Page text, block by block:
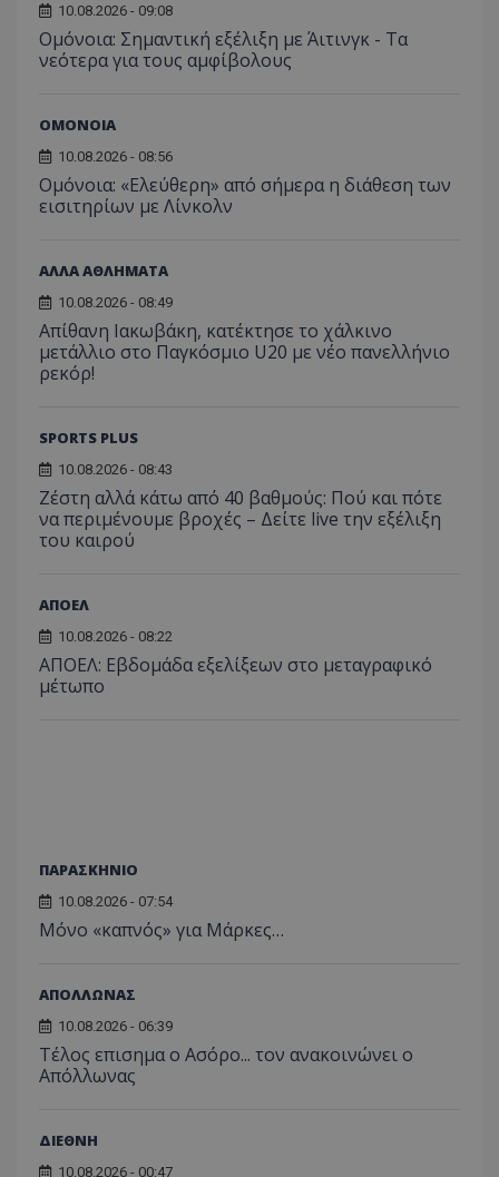
10.08.2026 - 09:08
Ομόνοια: Σημαντική εξέλιξη με Άιτινγκ - Τα
νεότερα για τους αμφίβολους
ΟΜΟΝΟΙΑ
10.08.2026 - 08:56
Ομόνοια: «Ελεύθερη» από σήμερα η διάθεση των
εισιτηρίων με Λίνκολν
ΑΛΛΑ ΑΘΛΗΜΑΤΑ
10.08.2026 - 08:49
Απίθανη Ιακωβάκη, κατέκτησε το χάλκινο
μετάλλιο στο Παγκόσμιο U20 με νέο πανελλήνιο
ρεκόρ!
SPORTS PLUS
10.08.2026 - 08:43
Ζέστη αλλά κάτω από 40 βαθμούς: Πού και πότε
να περιμένουμε βροχές – Δείτε live την εξέλιξη
του καιρού
ΑΠΟΕΛ
10.08.2026 - 08:22
ΑΠΟΕΛ: Εβδομάδα εξελίξεων στο μεταγραφικό
μέτωπο
ΠΑΡΑΣΚΗΝΙΟ
10.08.2026 - 07:54
Μόνο «καπνός» για Μάρκες…
ΑΠΟΛΛΩΝΑΣ
10.08.2026 - 06:39
Tέλος επισημα ο Ασόρο... τον ανακοινώνει ο
Απόλλωνας
ΔΙΕΘΝΗ
10.08.2026 - 00:47